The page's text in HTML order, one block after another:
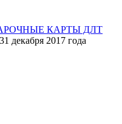
КАРТЫ ДЛТ
декабря 2017 года